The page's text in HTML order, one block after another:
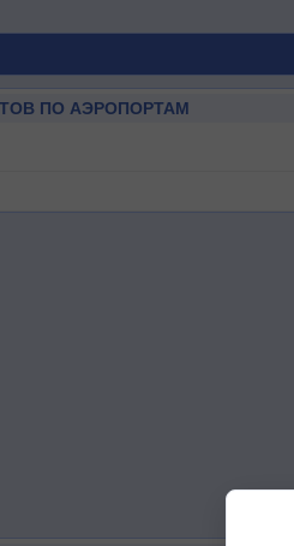
ПО АЭРОПОРТАМ